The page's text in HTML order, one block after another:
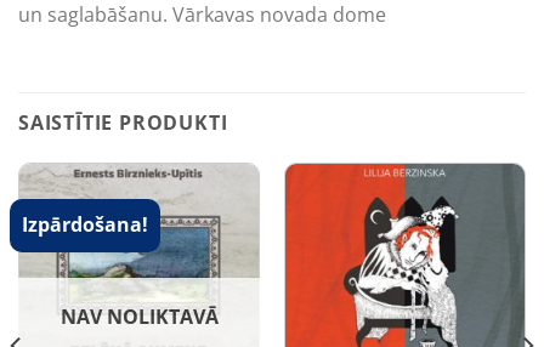
un saglabāšanu. Vārkavas novada dome
SAISTĪTIE PRODUKTI
Izpārdošana!
NAV NOLIKTAVĀ